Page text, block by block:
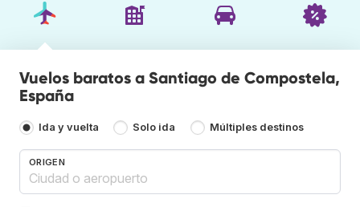
Vuelos baratos a Santiago de Compostela,
España
Ida y vuelta Solo ida Múltiples destinos
ORIGEN